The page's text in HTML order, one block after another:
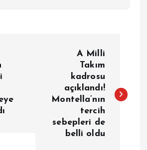
A Milli
Takım
kadrosu
açıklandı!
Montella’nın
tercih
sebepleri de
belli oldu